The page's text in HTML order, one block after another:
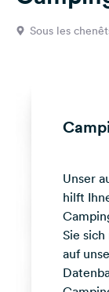
Fragen &
Feedback
Media
Facebook
Instagram
Sous les
Unser
hilft
Sie
auf